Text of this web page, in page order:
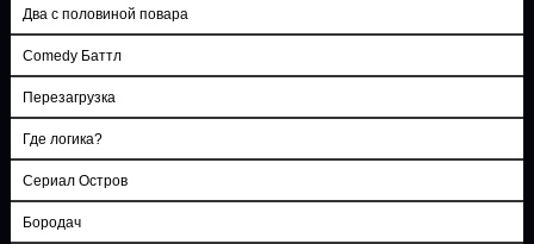
Два с половиной повара
Comedy Баттл
Перезагрузка
Где логика?
Сериал Остров
Бородач